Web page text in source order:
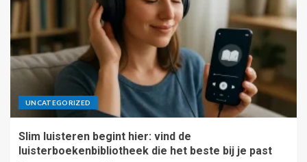
UNCATEGORIZED
Slim luisteren begint hier: vind de
luisterboekenbibliotheek die het beste bij je past